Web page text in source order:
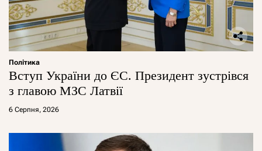
Політика
Вступ України до ЄС. Президент зустрівся
з главою МЗС Латвії
6 Серпня, 2026